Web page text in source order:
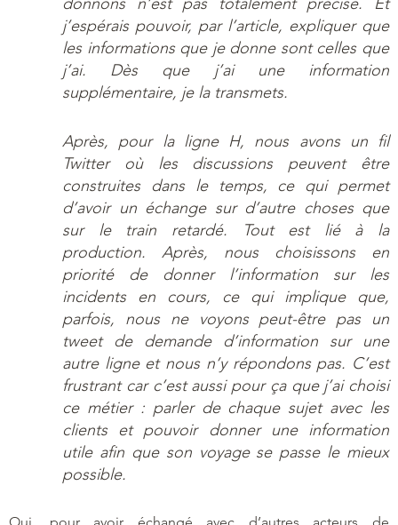
j’espérais pouvoir, par l’article, expliquer que
les informations que je donne sont celles que
j’ai. Dès que j’ai une information
supplémentaire, je la transmets.
Après, pour la ligne H, nous avons un fil
Twitter où les discussions peuvent être
construites dans le temps, ce qui permet
d’avoir un échange sur d’autre choses que
sur le train retardé. Tout est lié à la
production. Après, nous choisissons en
priorité de donner l’information sur les
incidents en cours, ce qui implique que,
parfois, nous ne voyons peut-être pas un
tweet de demande d’information sur une
autre ligne et nous n’y répondons pas. C’est
frustrant car c’est aussi pour ça que j’ai choisi
ce métier : parler de chaque sujet avec les
clients et pouvoir donner une information
utile afin que son voyage se passe le mieux
possible.
Oui, pour avoir échangé avec d’autres acteurs de